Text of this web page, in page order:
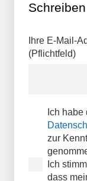
Ihre E-Mail-
(Pflichtfeld)
Ich habe
zur
Ich
dass